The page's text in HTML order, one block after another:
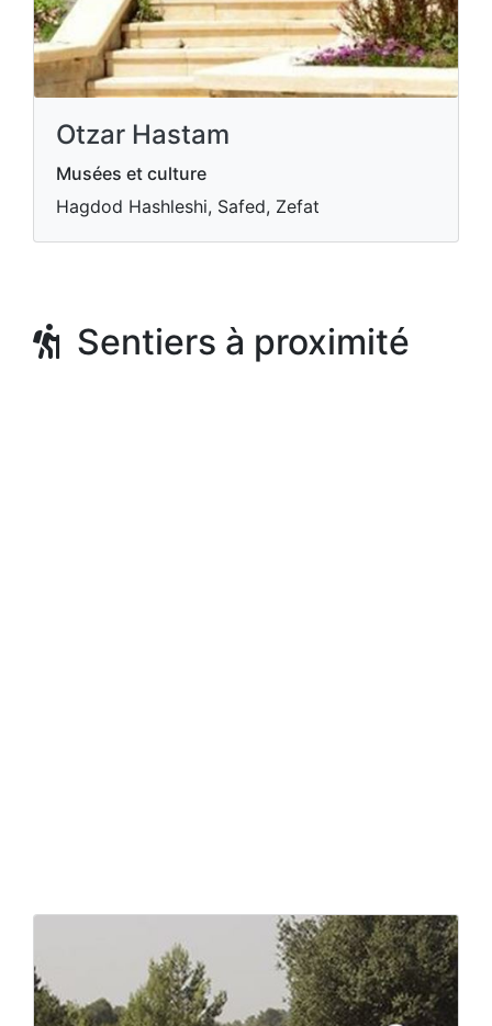
Otzar Hastam
Musées et culture
Hagdod Hashleshi, Safed, Zefat
Sentiers à proximité